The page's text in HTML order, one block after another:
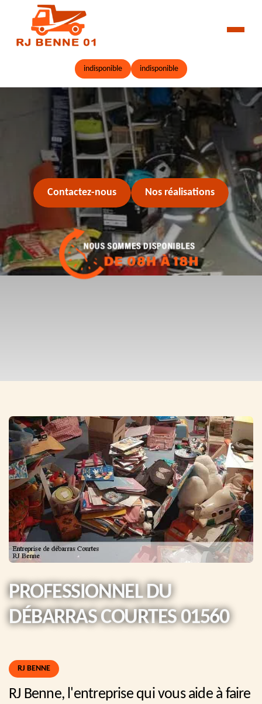
indisponible indisponible
Contactez-nous Nos réalisations
PROFESSIONNEL DU
DÉBARRAS COURTES 01560
RJ BENNE
RJ Benne, l'entreprise qui vous aide à faire